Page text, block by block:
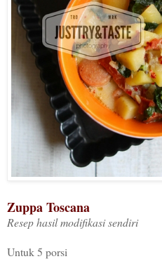
Zuppa Toscana
Resep hasil modifikasi sendiri
Untuk 5 porsi